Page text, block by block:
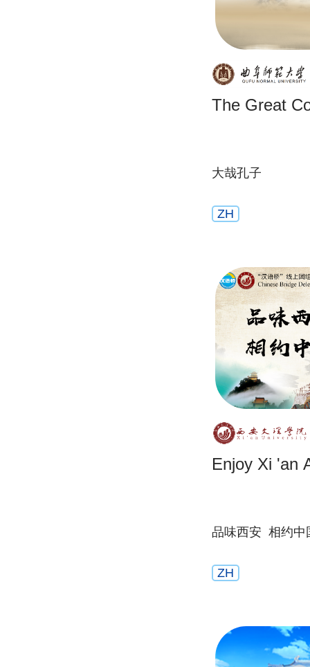
The Great
大哉孔子
ZH
Enjoy Xi 'an
品味西安 相约中
ZH